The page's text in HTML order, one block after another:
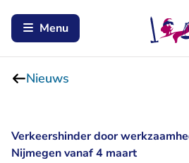
Menu
Nieuws
Verkeershinder door
Nijmegen vanaf 4 maart